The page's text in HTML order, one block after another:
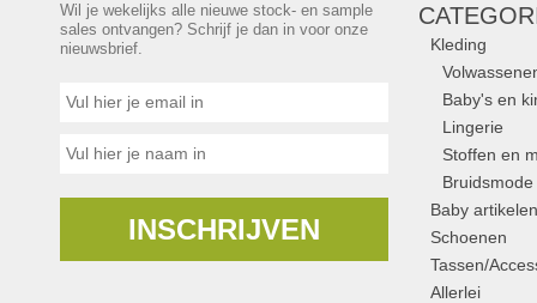
Wil je wekelijks alle nieuwe stock- en sample
sales ontvangen? Schrijf je dan in voor onze
nieuwsbrief.
INSCHRIJVEN
Kleding
Baby's en
Lingerie
Stoffen en
Bruidsmode
Baby artikelen
Schoenen
Tassen/
Allerlei